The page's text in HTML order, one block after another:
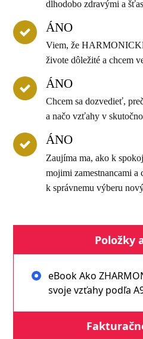
dlhodobo zdravými a
ÁNO
Viem, že
živote dôležité a chcem
ÁNO
Chcem sa dozvedieť,
a načo vzťahy v
ÁNO
Zaujíma ma, ako k
mojimi zamestnancami
k správnemu výberu
Položky
eBook Ako
svoje vzťahy podľa